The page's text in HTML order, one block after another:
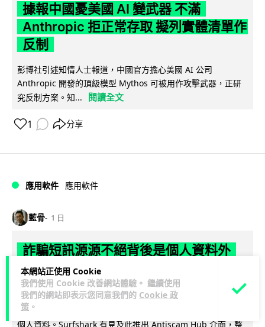
本網站正使用 Cookie
我們使用 Cookie 改善網站體驗。 繼續使用
我們的網站即表示您同意我們的 Cookie 政
策 。
據報中國憂美國 AI 變武器 不滿
Anthropic 拒正常存取 擬列實體清單作
反制
彭博社引述知情人士報道，中國官方擔心美國 AI 公司
Anthropic 開發的頂級模型 Mythos 可被用作攻擊武器，正研
究反制方案。知...
閱讀全文
1 分享
應用軟件 應用軟件
藍骨 1 日
詐騙短訊源源不絕背後是個人資料外
洩 Surfshark Antiscam Hub 由源頭
減少數據曝光
隨著香港釣魚騙案大幅上升，騙徒大量發送假冒機構短訊套取
個人資料。Surfshark 有見及此推出 Antiscam Hub 介面，整